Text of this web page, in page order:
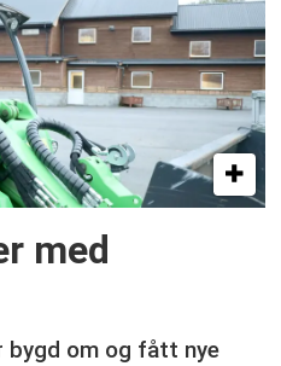
med
bygd om og fått nye